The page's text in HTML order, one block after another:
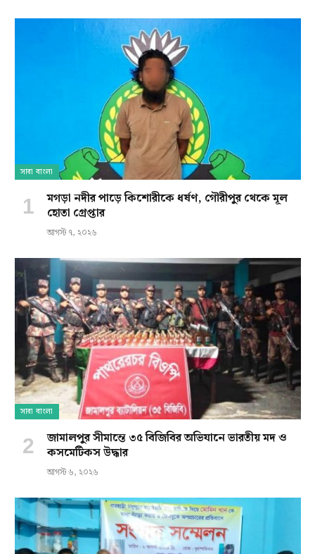
সারা বাংলা
মগড়া নদীর পাড়ে কিশোরীকে ধর্ষণ, গৌরীপুর থেকে মূল
হোতা গ্রেপ্তার
আগস্ট ৭, ২০২৬
সারা বাংলা
জামালপুর সীমান্তে ৩৫ বিজিবির অভিযানে ভারতীয় মদ ও
কসমেটিকস উদ্ধার
আগস্ট ৬, ২০২৬